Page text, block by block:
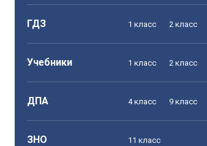
ГДЗ 1 класс 2 класс
Учебники 1 класс 2 класс
ДПА 4 класс 9 класс
ЗНО 11 класс